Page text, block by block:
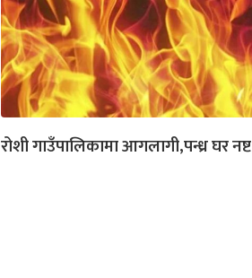
रोशी गाउँपालिकामा आगलागी,पन्ध्र घर नष्ट